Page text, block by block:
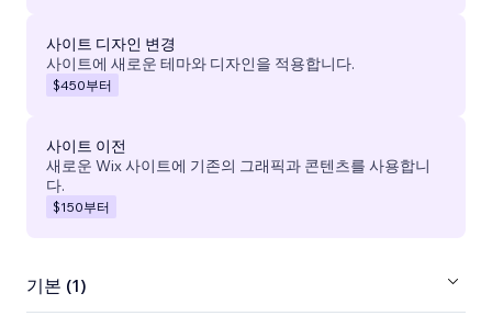
사이트 디자인 변경
사이트에 새로운 테마와 디자인을 적용합니다.
$450부터
사이트 이전
새로운 Wix 사이트에 기존의 그래픽과 콘텐츠를 사용합니
다.
$150부터
기본 (1)